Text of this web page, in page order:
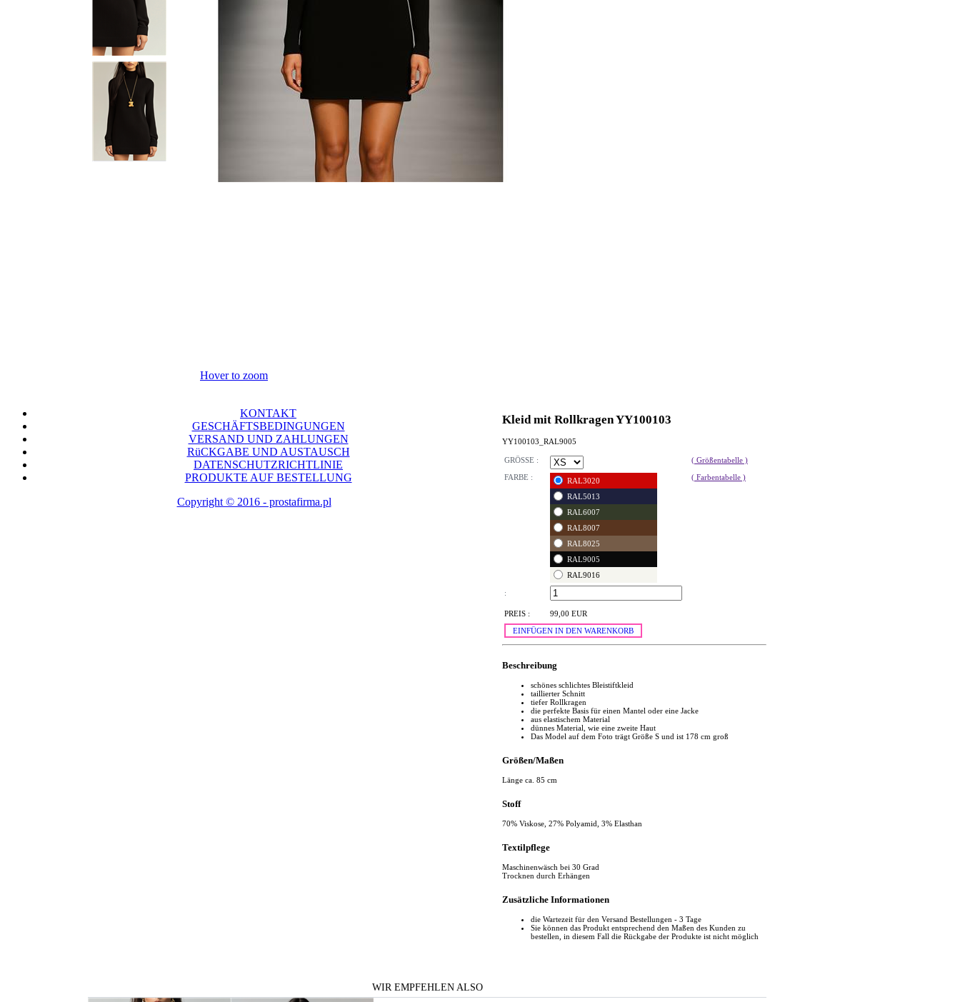
Hover to zoom
Kleid mit Rollkragen YY100103
YY100103_RAL9005
GRÖSSE :
( Größentabelle )
FARBE :
RAL3020
RAL5013
RAL6007
RAL8007
RAL8025
RAL9005
RAL9016
( Farbentabelle )
:
PREIS :
99,00 EUR
EINFÜGEN IN DEN WARENKORB
Beschreibung
schönes schlichtes Bleistiftkleid
taillierter Schnitt
tiefer Rollkragen
die perfekte Basis für einen Mantel oder eine Jacke
aus elastischem Material
dünnes Material, wie eine zweite Haut
Das Model auf dem Foto trägt Größe S und ist 178 cm groß
Größen/Maßen
Länge ca. 85 cm
Stoff
70% Viskose, 27% Polyamid, 3% Elasthan
Textilpflege
Maschinenwäsch bei 30 Grad
Trocknen durch Erhängen
Zusätzliche Informationen
die Wartezeit für den Versand Bestellungen - 3 Tage
Sie können das Produkt entsprechend den Maßen des Kunden zu
bestellen, in diesem Fall die Rückgabe der Produkte ist nicht möglich
WIR EMPFEHLEN ALSO
KONTAKT
GESCHÄFTSBEDINGUNGEN
VERSAND UND ZAHLUNGEN
RüCKGABE UND AUSTAUSCH
DATENSCHUTZRICHTLINIE
PRODUKTE AUF BESTELLUNG
Copyright © 2016 - prostafirma.pl